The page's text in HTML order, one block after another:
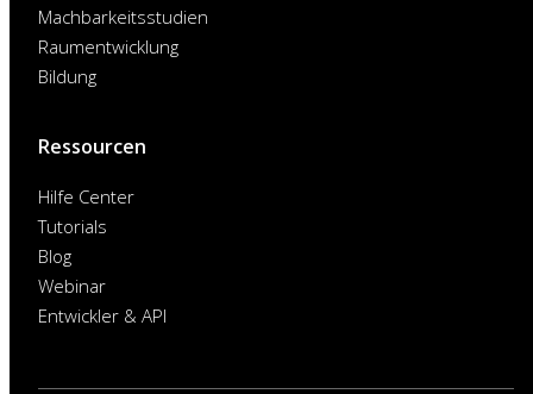
Machbarkeitsstudien
Raumentwicklung
Bildung
Ressourcen
Hilfe Center
Tutorials
Blog
Webinar
Entwickler & API